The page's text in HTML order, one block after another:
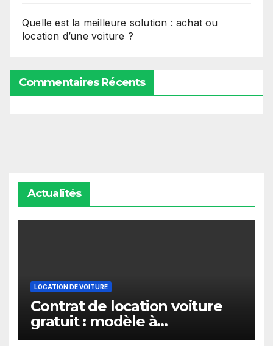
Quelle est la meilleure solution : achat ou
location d’une voiture ?
Commentaires Récents
Actualités
LOCATION DE VOITURE
Contrat de location voiture
gratuit : modèle à
télécharger et utiliser